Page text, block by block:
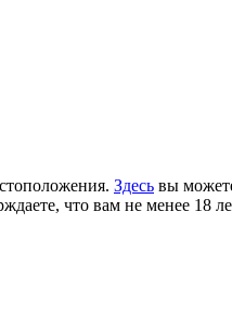
Здесь вы
что вам не менее 18